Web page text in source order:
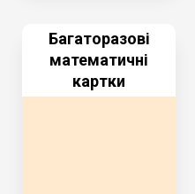
Багаторазові
математичні
картки